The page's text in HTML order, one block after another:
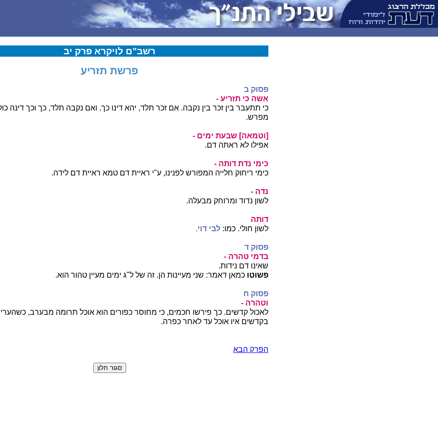
רשב"ם לויקרא פרק יב
פרשת תזריע
פסוק ב
אשה כי תזריע -
כי תתעבר בין זכר בין נקבה. אם זכר תלד, יהא דינו כך. ואם נקבה תלד, כך וכך דינה
מפרש.
[וטמאה] שבעת ימים -
אפילו לא ראתה דם.
כימי נדת דותה -
כימי ריחוק חלייה המפורש לפנינו, ע"י ראיית דם טמא ראיית דם לידה.
נדה -
לשון נדוד ומרוחק מבעלה.
דותה
לשון חולי. כמו: לבי דוי.
פסוק ד
בדמי טהרה -
שאינו דם נידות.
פשוטו כמאן דאמר: שני מעיינות הן. זה של ל"ג ימים מעיין טהור הוא.
פסוק ח
וטהרה -
לאכול קדשים. כך פירשו חכמים, כי מחוסר כפורים הוא אוכל תרומה מבערב,
בקדשים איו אוכל עד לאחר כפרה.
הפרק הבא